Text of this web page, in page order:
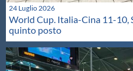
24 Luglio 2026
World Cup. Italia-Cina 11-10,
quinto posto